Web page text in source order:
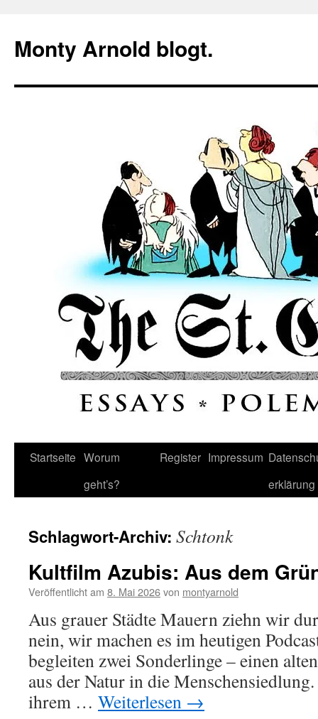
springen
Monty Arnold blogt.
Startseite Worum
geht’s?
Register Impressum
erklärung
Schlagwort-Archiv: Schtonk
Kultfilm Azubis: Aus dem
Veröffentlicht am 8. Mai 2026von montyarnold
Aus grauer Städte Mauern ziehn wir
nein, wir machen es im heutigen
begleiten zwei Sonderlinge – einen
aus der Natur in die
ihrem … Weiterlesen →